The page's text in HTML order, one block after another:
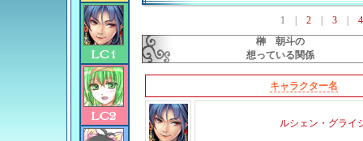
1 2| 3| 4
榊 朝斗の
想っている関係
キャラクター名
ルシェン・グライ